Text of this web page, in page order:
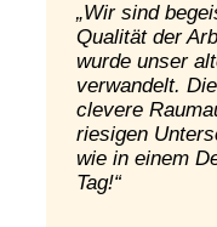
„Wir sind
Qualität der
wurde unser
verwandelt.
clevere
riesigen
wie in einem
Tag!“